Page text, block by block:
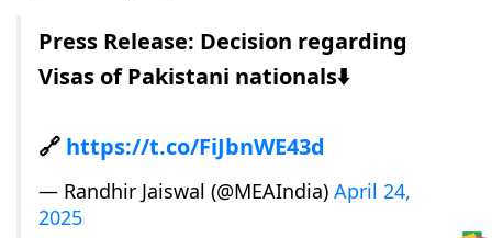
Press Release: Decision regarding
Visas of Pakistani nationals⬇️
🔗 https://t.co/FiJbnWE43d
— Randhir Jaiswal (@MEAIndia) April 24,
2025